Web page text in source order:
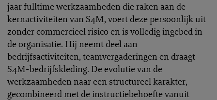
jaar fulltime werkzaamheden die raken aan de
kernactiviteiten van S4M, voert deze persoonlijk uit
zonder commercieel risico en is volledig ingebed in
de organisatie. Hij neemt deel aan
bedrijfsactiviteiten, teamvergaderingen en draagt
S4M-bedrijfskleding. De evolutie van de
werkzaamheden naar een structureel karakter,
gecombineerd met de instructiebehoefte vanuit